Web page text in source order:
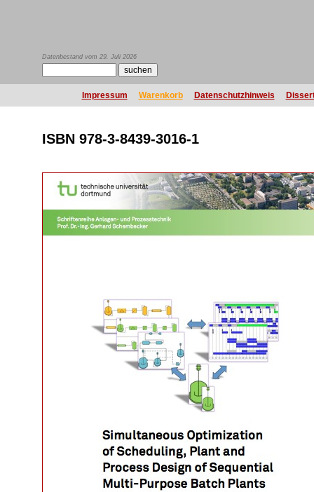
Datenbestand vom 29. Juli 2026
Impressum Warenkorb Datenschutzhinweis
ISBN 978-3-8439-3016-1